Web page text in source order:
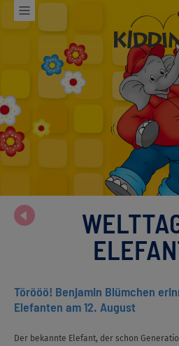
Törööö! Benjamin Blümchen
Elefanten am 12. August
Der bekannte Elefant, der schon